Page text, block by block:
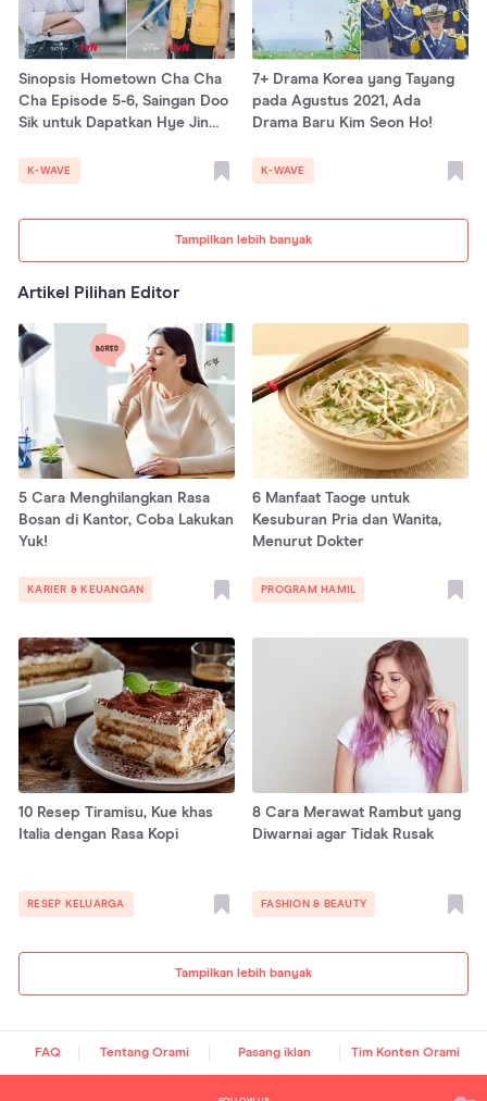
Tampilkan lebih banyak
Sinopsis Hometown Cha Cha
Cha Episode 5-6, Saingan Doo
Sik untuk Dapatkan Hye Jin
K-WAVE
7+ Drama Korea yang Tayang
pada Agustus 2021, Ada
Drama Baru Kim Seon Ho!
K-WAVE
Artikel Pilihan Editor
Tampilkan lebih banyak
5 Cara Menghilangkan Rasa
Bosan di Kantor, Coba Lakukan
Yuk!
KARIER & KEUANGAN
6 Manfaat Taoge untuk
Kesuburan Pria dan Wanita,
Menurut Dokter
PROGRAM HAMIL
10 Resep Tiramisu, Kue khas
Italia dengan Rasa Kopi
RESEP KELUARGA
8 Cara Merawat Rambut yang
Diwarnai agar Tidak Rusak
FASHION & BEAUTY
FAQ Tentang Orami Pasang iklan Tim Konten Orami